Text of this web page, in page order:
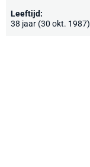
Leeftijd:
38 jaar (30 okt. 1987)